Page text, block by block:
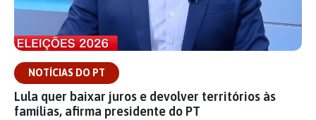
NOTÍCIAS DO PT
Lula quer baixar juros e devolver territórios às
famílias, afirma presidente do PT